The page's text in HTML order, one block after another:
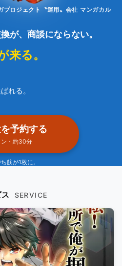
ロジェクト〝運用〟会社 マンガカル
が、商談にならない。
来る。
れる。
予約する
・約30分
筋が1枚に。
SERVICE